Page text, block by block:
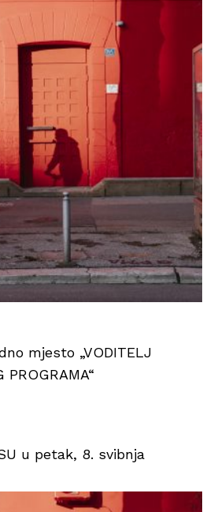
mjesto „VODITELJ
PROGRAMA“
u petak, 8. svibnja